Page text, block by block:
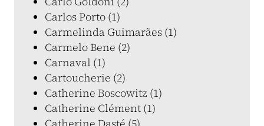
Carlos Porto (1)
Carmelinda Guimarães (1)
Carmelo Bene (2)
Carnaval (1)
Cartoucherie (2)
Catherine Boscowitz (1)
Catherine Clément (1)